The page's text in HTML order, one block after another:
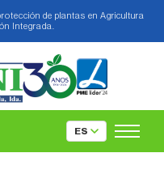
de plantas en Agricultura
Integrada.